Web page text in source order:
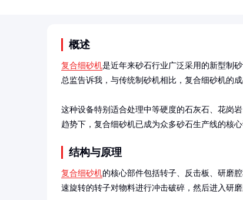
概述
复合细砂机是近年来砂石行业广泛采用的新型制
总监告诉我，与传统制砂机相比，复合细砂机的
这种设备特别适合处理中等硬度的石灰石、花岗
趋势下，复合细砂机已成为众多砂石生产线的核心
结构与原理
复合细砂机的核心部件包括转子、反击板、研磨
速旋转的转子对物料进行冲击破碎，然后进入研磨